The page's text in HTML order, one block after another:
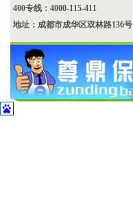
400专线：4000-115-411
地址：成都市成华区双林路136号